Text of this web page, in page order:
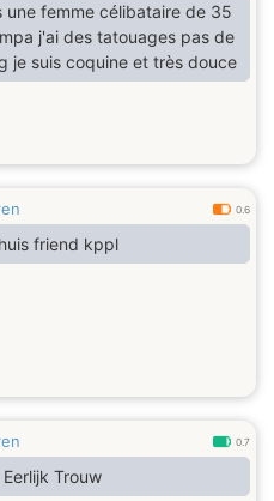
une femme célibataire de 35
j'ai des tatouages pas de
je suis coquine et très douce
0.6
friend kppl
0.7
Eerlijk Trouw